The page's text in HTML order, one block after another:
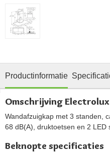
Productinformatie
Omschrijving
Wandafzuigkap met 3 standen,
68 dB(A), druktoetsen en 2 LED
Beknopte specificaties